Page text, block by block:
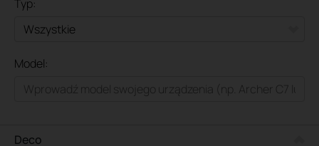
Typ:
Wszystkie
Model:
Deco